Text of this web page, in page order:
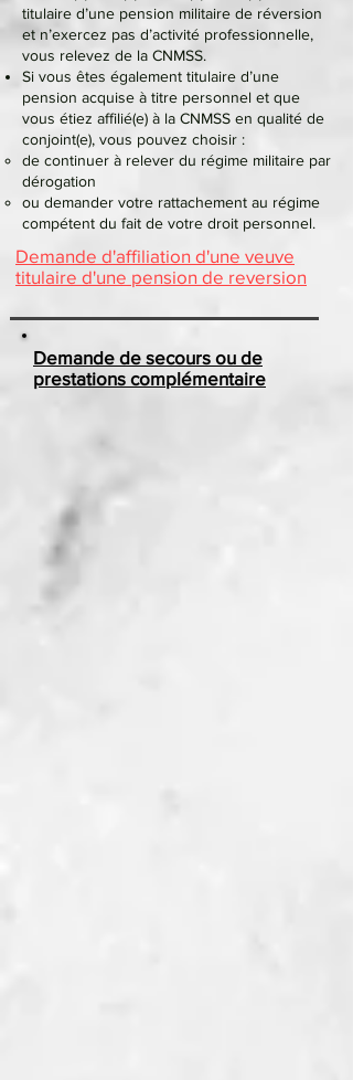
titulaire d’une pension militaire de réversion
et n’exercez pas d’activité professionnelle,
vous relevez de la CNMSS.
Si vous êtes également titulaire d’une
pension acquise à titre personnel et que
vous étiez affilié(e) à la CNMSS en qualité de
conjoint(e), vous pouvez choisir :
de continuer à relever du régime militaire par
dérogation
ou demander votre rattachement au régime
compétent du fait de votre droit personnel.
Demande d'affiliation d'une veuve
titulaire d'une pension de reversion
Demande de secours ou de
prestations complémentaire